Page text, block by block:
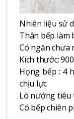
Nhiên liệu sử
Thân bếp làm
Có ngăn chưa
Kích thước:
Họng bếp : 4
chịu lực
Lò nướng tiêu
Có bếp chiên